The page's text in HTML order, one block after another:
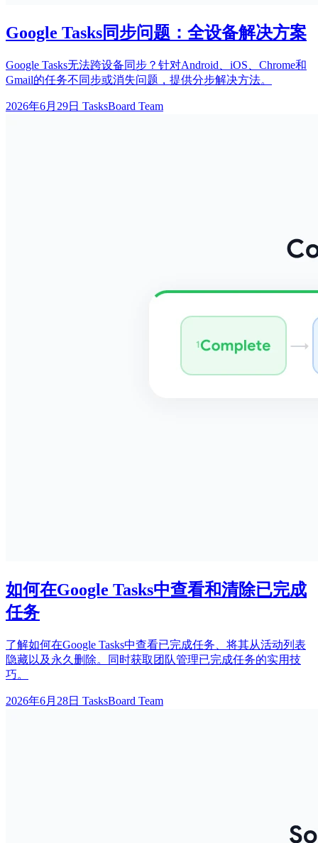
Google Tasks同步问题：全设备解决方案
Google Tasks无法跨设备同步？针对Android、iOS、Chrome和
Gmail的任务不同步或消失问题，提供分步解决方法。
2026年6月29日 TasksBoard Team
如何在Google Tasks中查看和清除已完成
任务
了解如何在Google Tasks中查看已完成任务、将其从活动列表
隐藏以及永久删除。同时获取团队管理已完成任务的实用技
巧。
2026年6月28日 TasksBoard Team